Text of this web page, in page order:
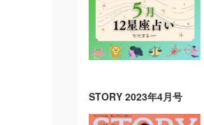
STORY 2023年4月号